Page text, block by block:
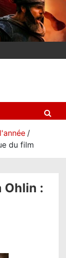
du film
Ohlin :